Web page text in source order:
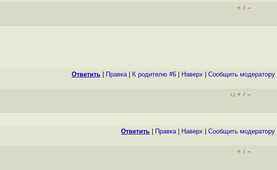
+ / –
Ответить Правка| К родителю #6 Наверх Cообщить модератору
+1 + / –
Ответить Правка| Наверх Cообщить модератору
+ / –